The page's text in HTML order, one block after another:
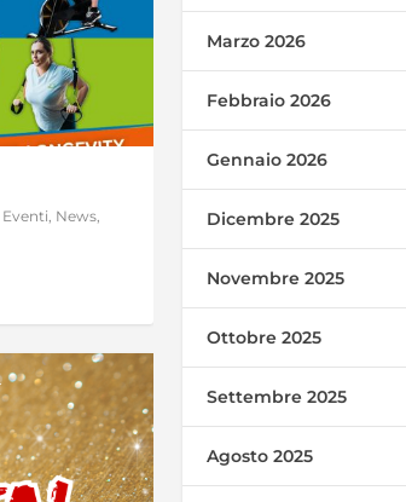
Eventi, News,
Marzo 2026
Febbraio 2026
Gennaio 2026
Dicembre 2025
Novembre 2025
Ottobre 2025
Settembre 2025
Agosto 2025